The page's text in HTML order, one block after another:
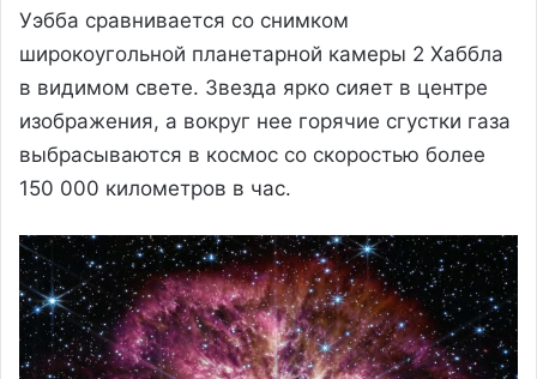
Уэбба сравнивается со снимком
широкоугольной планетарной камеры 2 Хаббла
в видимом свете. Звезда ярко сияет в центре
изображения, а вокруг нее горячие сгустки газа
выбрасываются в космос со скоростью более
150 000 километров в час.